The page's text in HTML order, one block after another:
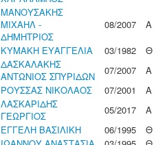
ΜΑΝΟΥΣΑΚΗΣ
ΜΙΧΑΗΛ -
ΔΗΜΗΤΡΙΟΣ
08/2007
Α
ΚΥΜΑΚΗ ΕΥΑΓΓΕΛΙΑ 03/1982
Θ
ΔΑΣΚΑΛΑΚΗΣ
ΑΝΤΩΝΙΟΣ ΣΠΥΡΙΔΩΝ
07/2007
Α
ΡΟΥΣΣΑΣ ΝΙΚΟΛΑΟΣ 07/2001
Α
ΛΑΣΚΑΡΙΔΗΣ
ΓΕΩΡΓΙΟΣ
05/2017
Α
ΕΓΓΕΛΗ ΒΑΣΙΛΙΚΗ 06/1995
Θ